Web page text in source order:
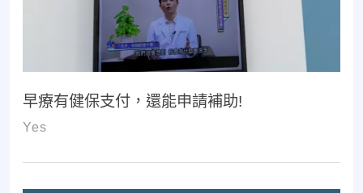
早療有健保支付，還能申請補助!
Yes